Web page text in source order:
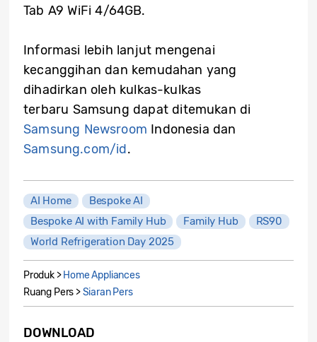
Tab A9 WiFi 4/64GB.
Informasi lebih lanjut mengenai
kecanggihan dan kemudahan yang
dihadirkan oleh kulkas-kulkas
terbaru Samsung dapat ditemukan di
Samsung Newsroom Indonesia dan
Samsung.com/id.
AI Home
Bespoke AI
Bespoke AI with Family Hub
Family Hub
RS90
World Refrigeration Day 2025
Produk >Home Appliances
Ruang Pers >Siaran Pers
DOWNLOAD